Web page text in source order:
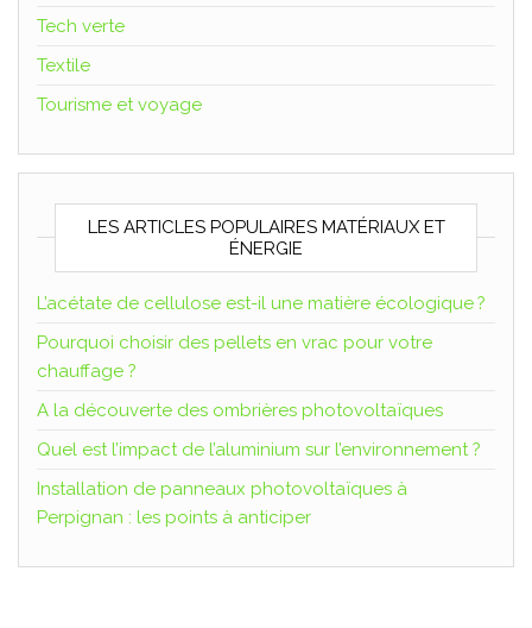
Tech verte
Textile
Tourisme et voyage
LES ARTICLES POPULAIRES MATÉRIAUX ET
ÉNERGIE
L’acétate de cellulose est-il une matière écologique ?
Pourquoi choisir des pellets en vrac pour votre
chauffage ?
A la découverte des ombrières photovoltaïques
Quel est l’impact de l’aluminium sur l’environnement ?
Installation de panneaux photovoltaïques à
Perpignan : les points à anticiper